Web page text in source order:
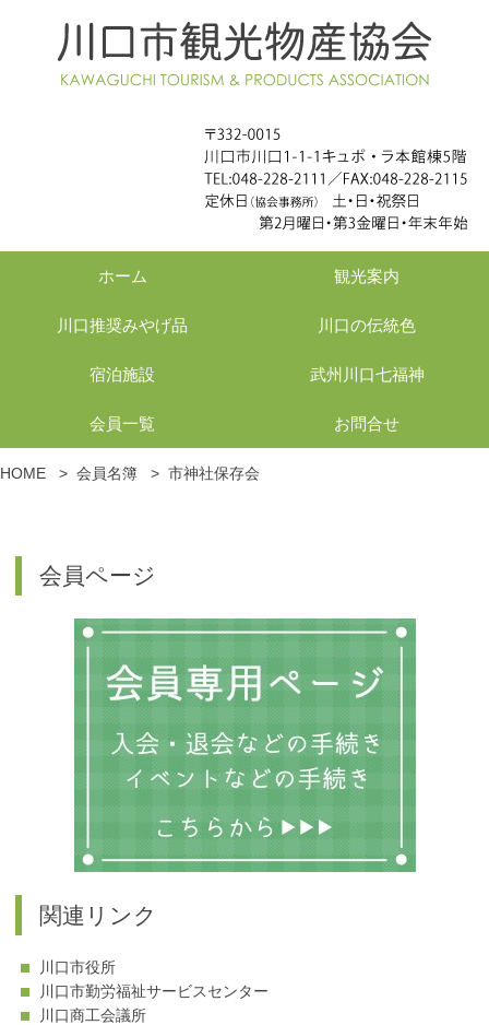
ホーム 観光案内
川口推奨みやげ品 川口の伝統色
宿泊施設 武州川口七福神
会員一覧 お問合せ
HOME > 会員名簿 > 市神社保存会
会員ページ
関連リンク
川口市役所
川口市勤労福祉サービスセンター
川口商工会議所